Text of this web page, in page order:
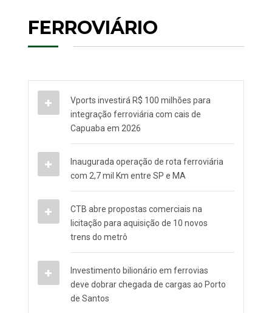
FERROVIÁRIO
Vports investirá R$ 100 milhões para
integração ferroviária com cais de
Capuaba em 2026
Inaugurada operação de rota ferroviária
com 2,7 mil Km entre SP e MA
CTB abre propostas comerciais na
licitação para aquisição de 10 novos
trens do metrô
Investimento bilionário em ferrovias
deve dobrar chegada de cargas ao Porto
de Santos